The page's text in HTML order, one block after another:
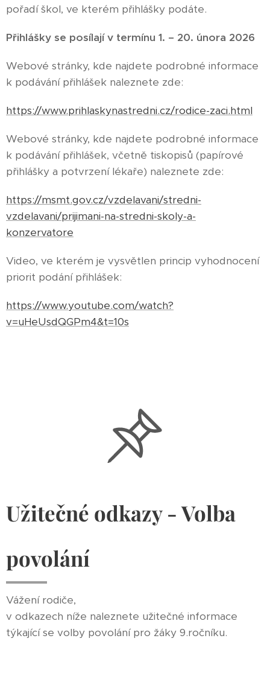
pořadí škol, ve kterém přihlášky podáte.
Přihlášky se posílají v termínu 1. – 20. února 2026
Webové stránky, kde najdete podrobné informace
k podávání přihlášek naleznete zde:
https://www.prihlaskynastredni.cz/rodice-zaci.html
Webové stránky, kde najdete podrobné informace
k podávání přihlášek, včetně tiskopisů (papírové
přihlášky a potvrzení lékaře) naleznete zde:
https://msmt.gov.cz/vzdelavani/stredni-
vzdelavani/prijimani-na-stredni-skoly-a-
konzervatore
Video, ve kterém je vysvětlen princip vyhodnocení
priorit podání přihlášek:
https://www.youtube.com/watch?
v=uHeUsdQGPm4&t=10s
Užitečné odkazy - Volba
povolání
Vážení rodiče,
v odkazech níže naleznete užitečné informace
týkající se volby povolání pro žáky 9.ročníku.